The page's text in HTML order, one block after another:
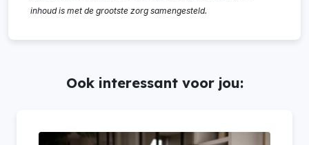
inhoud is met de grootste zorg samengesteld.
Ook interessant voor jou: